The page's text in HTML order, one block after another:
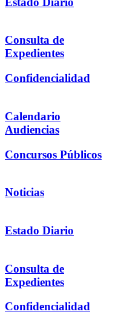
Consulta de
Expedientes
Confidencialidad
Calendario
Audiencias
Concursos Públicos
Noticias
Estado Diario
Consulta de
Expedientes
Confidencialidad